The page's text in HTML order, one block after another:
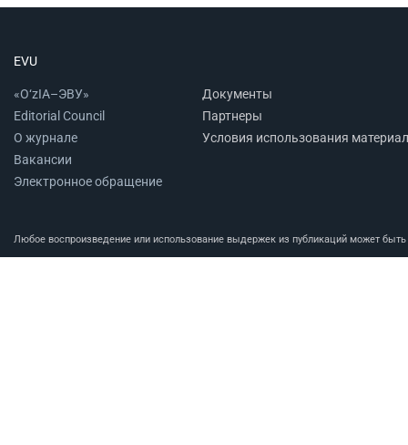
EVU
«O‘zIA–ЭВУ»
Editorial Council
О журнале
Вакансии
Электронное обращение
Документы
Партнеры
Условия использования
Любое воспроизведение или использование выдержек из публикаций может